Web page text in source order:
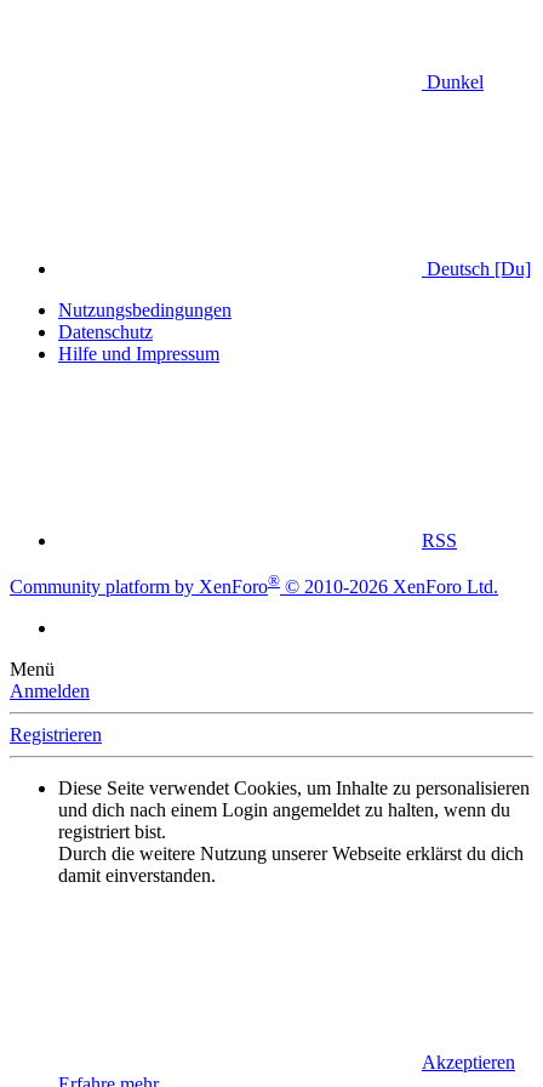
Dunkel
Deutsch [Du]
Nutzungsbedingungen
Datenschutz
Hilfe und Impressum
RSS
Community platform by XenForo® © 2010-2026 XenForo Ltd.
Menü
Anmelden
Registrieren
Diese Seite verwendet Cookies, um Inhalte zu personalisieren
und dich nach einem Login angemeldet zu halten, wenn du
registriert bist.
Durch die weitere Nutzung unserer Webseite erklärst du dich
damit einverstanden.
Akzeptieren